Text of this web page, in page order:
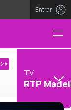
Entrar
TV
RTP